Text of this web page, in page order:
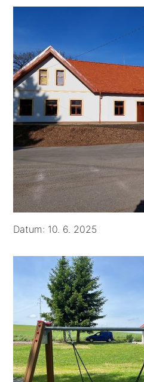
Datum: 10. 6. 2025